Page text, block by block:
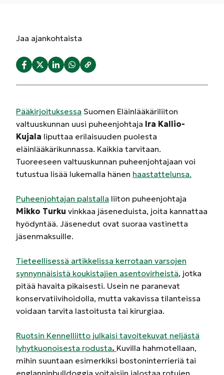
Jaa ajankohtaista
Pääkirjoituksessa Suomen Eläinlääkäriliiton
valtuuskunnan uusi puheenjohtaja Ira Kallio-
Kujala liputtaa erilaisuuden puolesta
eläinlääkärikunnassa. Kaikkia tarvitaan.
Tuoreeseen valtuuskunnan puheenjohtajaan voi
tutustua lisää lukemalla hänen haastattelunsa.
Puheenjohtajan palstalla liiton puheenjohtaja
Mikko Turku vinkkaa jäseneduista, joita kannattaa
hyödyntää. Jäsenedut ovat suoraa vastinetta
jäsenmaksuille.
Tieteellisessä artikkelissa kerrotaan varsojen
synnynnäisistä koukistajien asentovirheistä, jotka
pitää havaita pikaisesti. Usein ne paranevat
konservatiivihoidolla, mutta vakavissa tilanteissa
voidaan tarvita lastoitusta tai kirurgiaa.
Ruotsin Kennelliitto julkaisi tavoitekuvat neljästä
lyhytkuonoisesta rodusta. Kuvilla hahmotellaan,
mihin suuntaan esimerkiksi bostoninterrieriä tai
englanninbulldoggia voitaisiin jalostaa rotujen